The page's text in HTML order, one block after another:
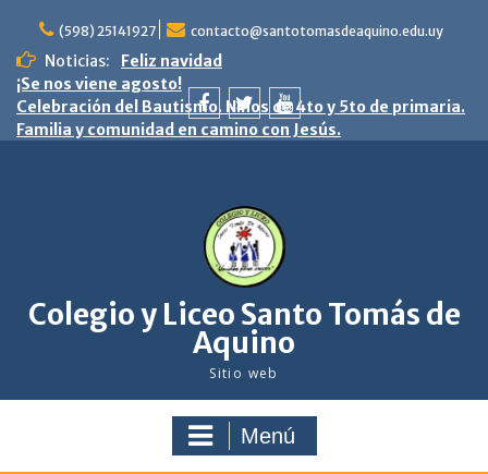
contenido
(598) 25141927 contacto@santotomasdeaquino.edu.uy
Noticias:
Feliz navidad
¡Se nos viene agosto!
Celebración del Bautismo. Niños de 4to y 5to de primaria.
Familia y comunidad en camino con Jesús.
facebooktwitteryoutube
Colegio y Liceo Santo Tomás de
Aquino
Sitio web
Menú